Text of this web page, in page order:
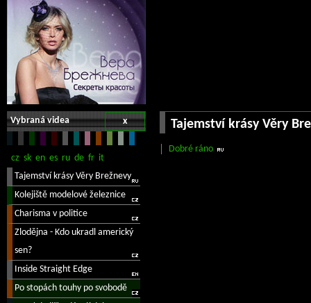
x
Vybraná videa Tajemství krásy Věry
Dobré ráno